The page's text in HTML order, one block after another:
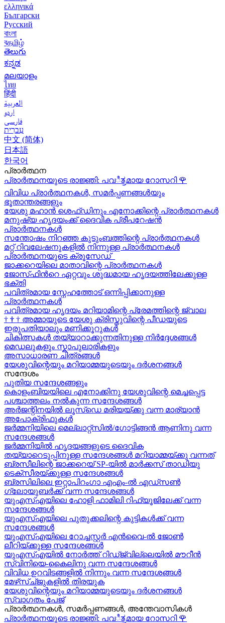
ελληνικά
Български
Русский
বাংলা
বதமிழ்
తెలుగు
ಕನ್ನಡ
മലയാളം
ไทย
हिंदी
العربية
اردو
فارسی
עִברִית
中文 (简体)
日本語
한국어
പ്രാർത്ഥന
പ്രാർത്ഥനയുടെ രാജ്ഞി: പവಿತ್ರമായ റോസറി 🌹
വിവിധ പ്രാർത്ഥനകൾ, സമർപ്പണങ്ങൾയും
ഭൂതാന്തരങ്ങളും
യേശു മഹാന്‍ ശെഫ്ഡിനും എനോക്കിന്റെ പ്രാർത്ഥനകള്‍
മനുഷ്യ ഹൃദയംക്ക് ദൈവിക പ്രീപറേഷൻ
പ്രാർത്ഥനകൾ
സന്തോഷം നിറഞ്ഞ കുടുംബത്തിന്റെ പ്രാർത്ഥനകള്‍
മറ്റ് റിവലേഷനുകളിൽ നിന്നുള്ള പ്രാർത്ഥനകൾ
പ്രാർത്ഥനയുടെ ക്രൂസേഡ്
ജാക്കറെയിലെ മാതാവിന്റെ പ്രാർത്ഥനകൾ
ജോസ്‌ഫിന്‍റെ ഏറ്റവും ശുദ്ധമായ ഹൃദയത്തിലേക്കുള്ള
ഭക്തി
പവിത്രമായ സ്നേഹത്തോട് ഒന്നിപ്പിക്കാനുള്ള
പ്രാർത്ഥനകള്‍
പവിത്രമായ ഹൃദയം മറിയാമിന്റെ പ്രേമത്തിന്റെ ജ്വാല
† † † അമ്മായുടെ യേശു ക്രിസ്തുവിന്റെ പീഡയുടെ
ഇരുപതിയാലും മണിക്കൂറുകള്‍
ചികിത്സകൾ തയ്യാറാക്കുന്നതിനുള്ള നിർദ്ദേശങ്ങൾ
മെഡലുകളും സ്കാപുലാരികളും
അസാധാരണ ചിത്രങ്ങൾ
യേശുവിന്റെയും മറിയാമ്മയുടെയും ദർശനങ്ങൾ
സന്ദേശം
പുതിയ സന്ദേശങ്ങളും
കൊളംബിയയിലെ എനോക്കിനു യേശുവിന്റെ മെച്ചപ്പെട്ട
പശ്ചാത്തലം നൽകുന്ന സന്ദേശങ്ങള്‍
അർജന്റിനയിൽ ലൂസ്ഡെ മരിയയ്ക്കു വന്ന മാര്യാന്‍
അപോക്രിഫുകള്‍
ജർമ്മനിയിലെ മെല്ലാറ്റ്സിൽ/ഗോട്ടിങ്ങൻ ആണിനു വന്ന
സന്ദേശങ്ങൾ
ജർമ്മനിയിൽ ഹൃദയങ്ങളുടെ ദൈവിക
തയ്യാറെടുപ്പിനുള്ള സന്ദേശങ്ങൾ മറിയാമ്മയ്ക്കു വന്നത്
ബ്രസീലിന്റെ ജാക്കറെയ്‍ SP-യിൽ മാർക്കസ് താഡിയു
ടെക്സീരയ്ക്കുള്ള സന്ദേശങ്ങള്‍
ബ്രസിലിലെ ഇറ്റാപിറംഗാ എഎം-ൽ എഡ്സൺ
ഗ്ലോയുബർക്ക് വന്ന സന്ദേശങ്ങൾ
യുഎസ്എയിലെ ഹോളി ഫാമിലി റിഫ്യൂജിലേക്ക് വന്ന
സന്ദേശങ്ങൾ
യുഎസ്എയിലെ പുതുക്കലിന്റെ കുട്ടികള്‍ക്ക് വന്ന
സന്ദേശങ്ങള്‍
യുഎസ്എയിലെ റോച്ചസ്റ്റർ എൻവൈ-ൽ ജോൺ
ലീറിയ്ക്കുള്ള സന്ദേശങ്ങൾ
യുഎസ്എയിൽ നോർത്ത് റിഡ്ജ്വില്ലെയിൽ മൗറീൻ
സ്വിനിയെ-കൈലിനു വന്ന സന്ദേശങ്ങള്‍
വിവിധ ഉറവിടങ്ങളിൽ നിന്നും വന്ന സന്ദേശങ്ങൾ
മേഴ്‍സ്ച്ജുകളിൽ തിരയുക
യേശുവിന്റെയും മറിയാമ്മയുടെയും ദർശനങ്ങൾ
സ്വാഗതം പേജ്
പ്രാർത്ഥനകൾ, സമർപ്പണങ്ങൾ, അന്തേവാസികൾ
പ്രാർത്ഥനയുടെ രാജ്ഞി: പവಿತ್ರമായ റോസറി 🌹